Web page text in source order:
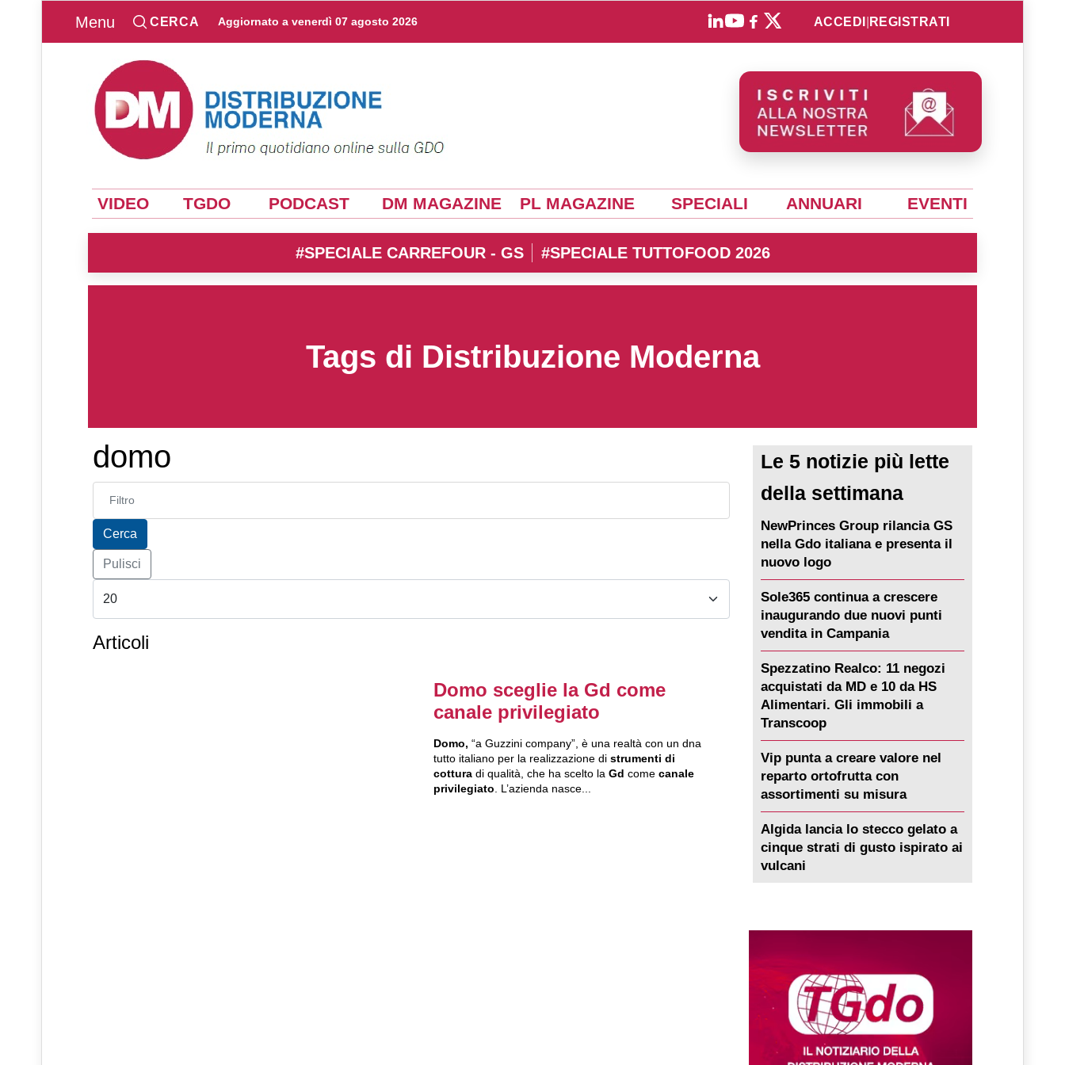
Menu CERCA Aggiornato a venerdì 07 agosto 2026 ACCEDI REGISTRATI
VIDEO TGDO PODCAST DM MAGAZINE PL MAGAZINE SPECIALI ANNUARI EVENTI
#SPECIALE CARREFOUR - GS #SPECIALE TUTTOFOOD 2026
Tags di Distribuzione Moderna
domo
Inserisci parte del titolo
Cerca
Pulisci
Articoli
Domo sceglie la Gd come
canale privilegiato
Domo, “a Guzzini company”, è una realtà con un dna
tutto italiano per la realizzazione distrumenti di
cottura di qualità, che ha scelto la Gd comecanale
privilegiato. L’azienda nasce...
Le 5 notizie più lette
della settimana
NewPrinces Group rilancia GS
nella Gdo italiana e presenta il
nuovo logo
Sole365 continua a crescere
inaugurando due nuovi punti
vendita in Campania
Spezzatino Realco: 11 negozi
acquistati da MD e 10 da HS
Alimentari. Gli immobili a
Transcoop
Vip punta a creare valore nel
reparto ortofrutta con
assortimenti su misura
Algida lancia lo stecco gelato a
cinque strati di gusto ispirato ai
vulcani